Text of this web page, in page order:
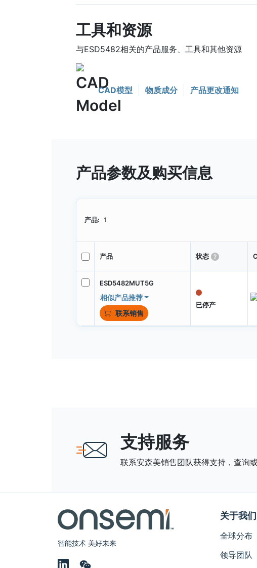
工具和资源
与ESD5482相关的产品服务、工具和其他资源
CAD模型 物质成分 产品更改通知
产品参数及购买信息
产品: 1
产品 状态
ESD5482MUT5G
相似产品推荐
联系销售
已停产
支持服务
联系安森美销售团队获得支持，查询
智能技术 美好未来
关于我们
全球分布
领导团队